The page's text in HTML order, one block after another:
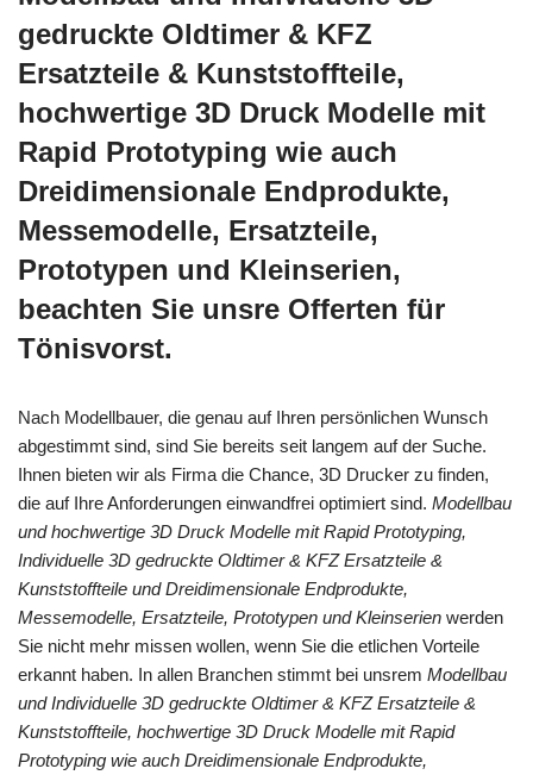
gedruckte Oldtimer & KFZ
Ersatzteile & Kunststoffteile,
hochwertige 3D Druck Modelle mit
Rapid Prototyping wie auch
Dreidimensionale Endprodukte,
Messemodelle, Ersatzteile,
Prototypen und Kleinserien,
beachten Sie unsre Offerten für
Tönisvorst.
Nach Modellbauer, die genau auf Ihren persönlichen Wunsch
abgestimmt sind, sind Sie bereits seit langem auf der Suche.
Ihnen bieten wir als Firma die Chance, 3D Drucker zu finden,
die auf Ihre Anforderungen einwandfrei optimiert sind. Modellbau
und hochwertige 3D Druck Modelle mit Rapid Prototyping,
Individuelle 3D gedruckte Oldtimer & KFZ Ersatzteile &
Kunststoffteile und Dreidimensionale Endprodukte,
Messemodelle, Ersatzteile, Prototypen und Kleinserien werden
Sie nicht mehr missen wollen, wenn Sie die etlichen Vorteile
erkannt haben. In allen Branchen stimmt bei unsrem Modellbau
und Individuelle 3D gedruckte Oldtimer & KFZ Ersatzteile &
Kunststoffteile, hochwertige 3D Druck Modelle mit Rapid
Prototyping wie auch Dreidimensionale Endprodukte,